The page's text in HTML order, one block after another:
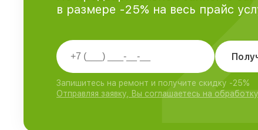
в размере -25% на весь прайс
Запишитесь на ремонт и получите скидку -25%
Отправляя заявку, Вы соглашаетесь на